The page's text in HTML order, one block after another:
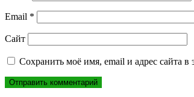
Email *
Сайт
Сохранить моё имя, email и адрес сайта